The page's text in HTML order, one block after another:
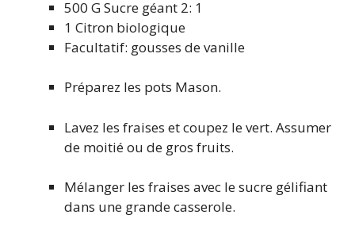
500 GSucre géant 2: 1
1 Citron biologique
Facultatif: gousses de vanille
Préparez les pots Mason.
Lavez les fraises et coupez le vert. Assumer
de moitié ou de gros fruits.
Mélanger les fraises avec le sucre gélifiant
dans une grande casserole.